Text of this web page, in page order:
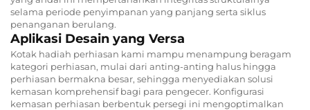
selama periode penyimpanan yang panjang serta siklus
penanganan berulang.
Aplikasi Desain yang Versa
Kotak hadiah perhiasan kami mampu menampung beragam
kategori perhiasan, mulai dari anting-anting halus hingga
perhiasan bermakna besar, sehingga menyediakan solusi
kemasan komprehensif bagi para pengecer. Konfigurasi
kemasan perhiasan berbentuk persegi ini mengoptimalkan